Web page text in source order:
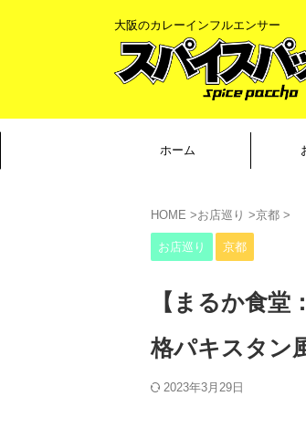
大阪のカレーインフルエンサー
ホーム
HOME >お店巡り >京都 >
お店巡り 京都
【まるか食
格パキスタン
2023年3月29日